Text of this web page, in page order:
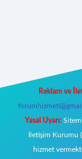
Reklam ve
Yasal Uyarı:
İletişim Kurumu
hizmet